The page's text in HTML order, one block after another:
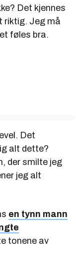
Det kjennes
riktig. Jeg må
føles bra.
Det
alt dette?
der smilte jeg
jeg alt
en tynn mann
tonene av